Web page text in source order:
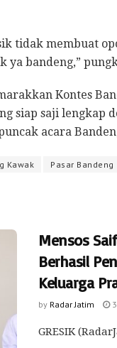
tidak membuat
ya bandeng,”
Kontes
siap saji lengkap
acara
Kawak Pasar Bandeng
Mensos
Berhasil
Keluarga
by Radar Jatim 3
GRESIK